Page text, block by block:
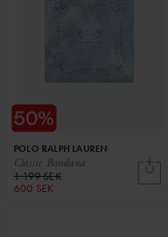
Classic Bandana
POLO RALPH LAUREN
1 199 SEK
600 SEK